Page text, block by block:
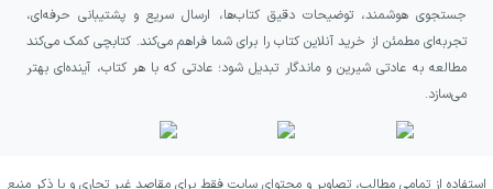
جستجوی هوشمند، توضیحات دقیق کتاب‌ها، ارسال سریع و پشتیبانی حرفه‌ای،
تجربه‌ای مطمئن از خرید آنلاین کتاب را برای شما فراهم می‌کند. کتابچی کمک می‌کند
مطالعه به عادتی شیرین و ماندگار تبدیل شود؛ عادتی که با هر کتاب، آینده‌ای بهتر
می‌سازد.
استفاده از تمامی مطالب، تصاویر و محتوای سایت فقط برای مقاصد غیر تجاری و با ذکر منبع